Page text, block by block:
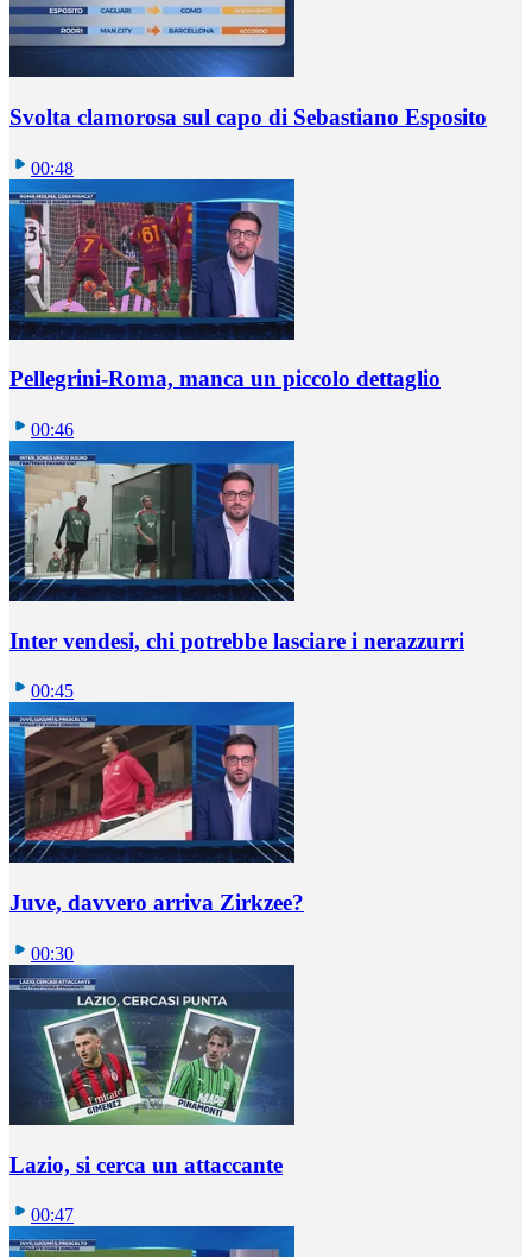
Svolta clamorosa sul capo di Sebastiano Esposito
00:48
Pellegrini-Roma, manca un piccolo dettaglio
00:46
Inter vendesi, chi potrebbe lasciare i nerazzurri
00:45
Juve, davvero arriva Zirkzee?
00:30
Lazio, si cerca un attaccante
00:47